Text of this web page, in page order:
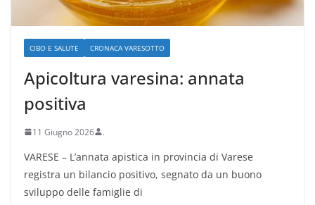
CIBO E SALUTE CRONACA VARESOTTO
Apicoltura varesina: annata
positiva
11 Giugno 2026 .
VARESE – L’annata apistica in provincia di Varese
registra un bilancio positivo, segnato da un buono
sviluppo delle famiglie di